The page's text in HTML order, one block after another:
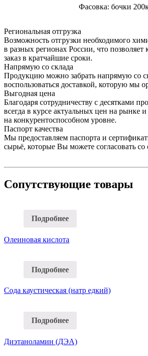
Фасовка: бочки
Региональная отгрузка
Возможность отгрузки необходимого
в разных регионах России, что позволяет
заказ в кратчайшие сроки.
Напрямую со склада
Продукцию можно забрать напрямую со
воспользоваться доставкой, которую мы
Выгодная цена
Благодаря сотрудничеству с десятками
всегда в курсе актуальных цен на рынке
на конкурентоспособном уровне.
Паспорт качества
Мы предоставляем паспорта и
сырьё, которые Вы можете согласовать
Сопутствующие товары
Подробнее
Олеиновая кислота
Подробнее
Сода каустическая (натр едкий)
Подробнее
Диэтаноламин (ДЭА)